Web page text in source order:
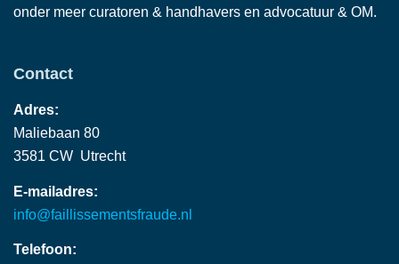
onder meer curatoren & handhavers en advocatuur & OM.
Contact
Adres:
Maliebaan 80
3581 CW Utrecht
E-mailadres:
info@faillissementsfraude.nl
Telefoon: